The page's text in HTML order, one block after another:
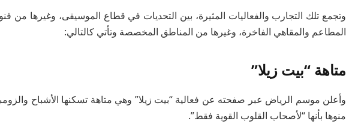
وتجمع تلك التجارب والفعاليات المثيرة، بين التحديات في قطاع الموسيقى، وغيرها من
المطاعم والمقاهي الفاخرة، وغيرها من المناطق المخصصة وتأتي كالتالي:
متاهة “بيت زيلا”
وأعلن موسم الرياض عبر صفحته عن فعالية “بيت زيلا” وهي متاهة تسكنها الأشباح
منوها بأنها “لأصحاب القلوب القوية فقط”.